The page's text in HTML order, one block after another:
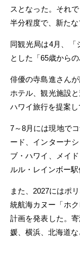
スとなった。それ
半分程度で、新たな
同観光局は4月、「
とした「65歳から
俳優の寺島進さん
ホテル、観光施設
ハワイ旅行を提案し
7～8月には現地で
ード、インターナ
ブ・ハワイ、メイ
ルル・レインボー
また、2027にはポ
統航海カヌー「ホ
計画を発表した。
媛、横浜、北海道な